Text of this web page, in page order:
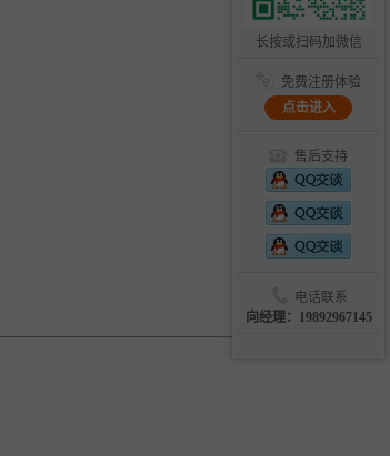
长按或扫码加微信
免费注册体验
点击进入
售后支持
电话联系
向经理：19892967145